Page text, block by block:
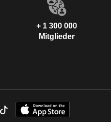
+ 1 300 000
Mitglieder